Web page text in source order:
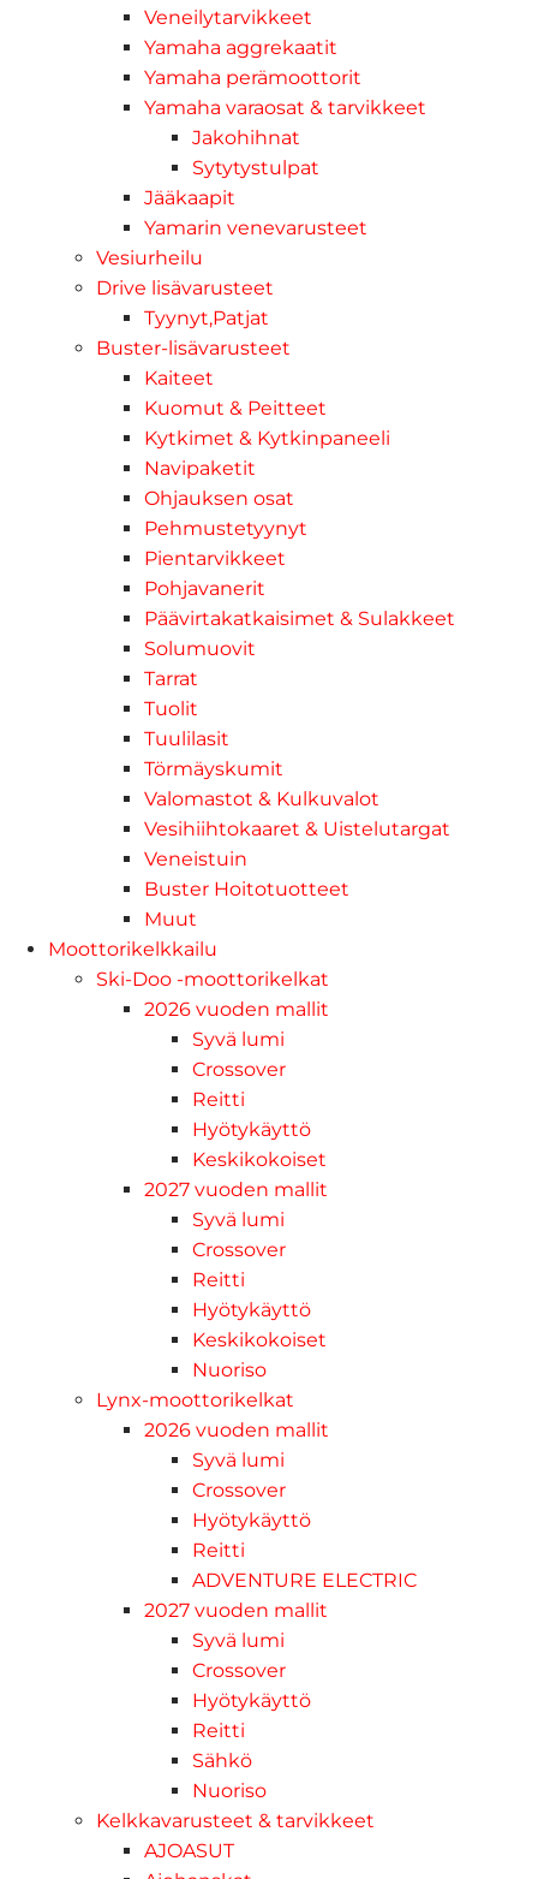
Veneilytarvikkeet
Yamaha aggrekaatit
Yamaha perämoottorit
Yamaha varaosat & tarvikkeet
Jakohihnat
Sytytystulpat
Jääkaapit
Yamarin venevarusteet
Vesiurheilu
Drive lisävarusteet
Tyynyt,Patjat
Buster-lisävarusteet
Kaiteet
Kuomut & Peitteet
Kytkimet & Kytkinpaneeli
Navipaketit
Ohjauksen osat
Pehmustetyynyt
Pientarvikkeet
Pohjavanerit
Päävirtakatkaisimet & Sulakkeet
Solumuovit
Tarrat
Tuolit
Tuulilasit
Törmäyskumit
Valomastot & Kulkuvalot
Vesihiihtokaaret & Uistelutargat
Veneistuin
Buster Hoitotuotteet
Muut
Moottorikelkkailu
Ski-Doo -moottorikelkat
2026 vuoden mallit
Syvä lumi
Crossover
Reitti
Hyötykäyttö
Keskikokoiset
2027 vuoden mallit
Syvä lumi
Crossover
Reitti
Hyötykäyttö
Keskikokoiset
Nuoriso
Lynx-moottorikelkat
2026 vuoden mallit
Syvä lumi
Crossover
Hyötykäyttö
Reitti
ADVENTURE ELECTRIC
2027 vuoden mallit
Syvä lumi
Crossover
Hyötykäyttö
Reitti
Sähkö
Nuoriso
Kelkkavarusteet & tarvikkeet
AJOASUT